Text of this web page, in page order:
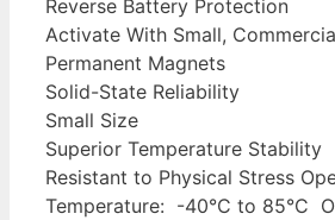
Reverse Battery Protection
Activate With Small,
Permanent Magnets
Solid-State Reliability
Small Size
Superior Temperature Stability
Resistant to Physical Stress
Temperature: -40°C to 85°C